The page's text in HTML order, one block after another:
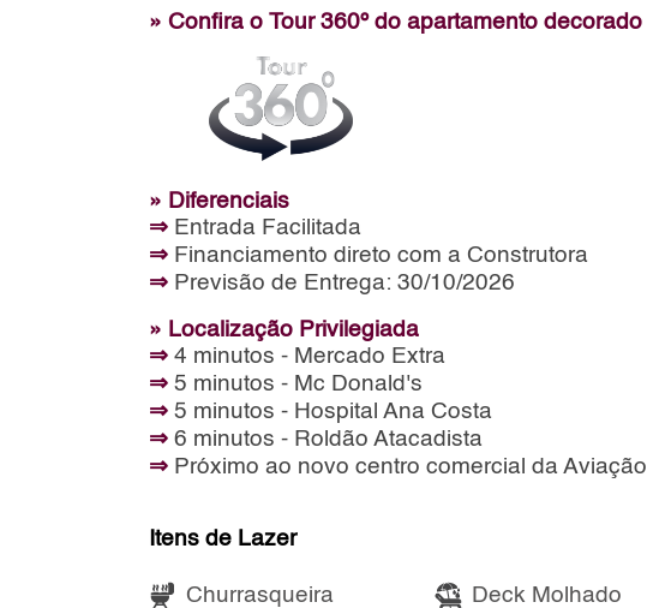
» Confira o Tour 360º do apartamento decorado
» Diferenciais
⇒ Entrada Facilitada
⇒ Financiamento direto com a Construtora
⇒ Previsão de Entrega: 30/10/2026
» Localização Privilegiada
⇒ 4 minutos - Mercado Extra
⇒ 5 minutos - Mc Donald's
⇒ 5 minutos - Hospital Ana Costa
⇒ 6 minutos - Roldão Atacadista
⇒ Próximo ao novo centro comercial da Aviação
Itens de Lazer
Churrasqueira Deck Molhado